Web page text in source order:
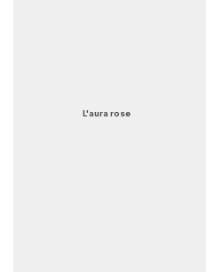
L'aura rose